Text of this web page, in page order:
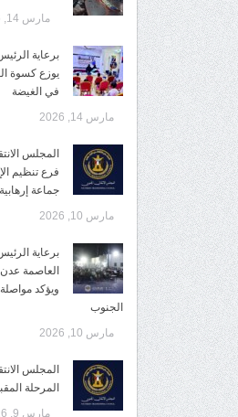
مارس 14, 2026
برعاية
يوزع كسوة
في الغيضة
مارس 14, 2026
المجلس
فرع تنظيم
جماعة إرهابية
مارس 10, 2026
برعاية
العاصمة
ويؤكد
الجنوب
مارس 10, 2026
المجلس
المرحلة
مارس 9, 2026